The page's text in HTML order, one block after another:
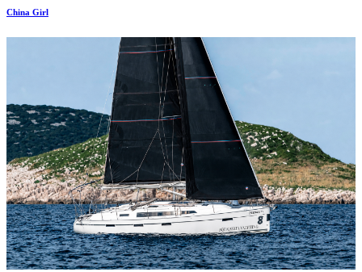
China Girl